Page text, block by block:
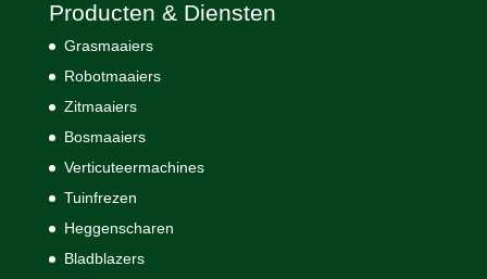
Producten & Diensten
Grasmaaiers
Robotmaaiers
Zitmaaiers
Bosmaaiers
Verticuteermachines
Tuinfrezen
Heggenscharen
Bladblazers